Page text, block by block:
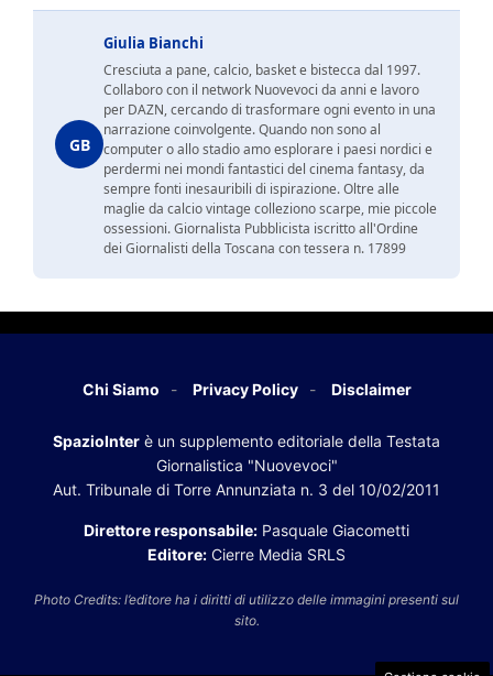
GB
Giulia Bianchi
Cresciuta a pane, calcio, basket e bistecca dal 1997.
Collaboro con il network Nuovevoci da anni e lavoro
per DAZN, cercando di trasformare ogni evento in una
narrazione coinvolgente. Quando non sono al
computer o allo stadio amo esplorare i paesi nordici e
perdermi nei mondi fantastici del cinema fantasy, da
sempre fonti inesauribili di ispirazione. Oltre alle
maglie da calcio vintage colleziono scarpe, mie piccole
ossessioni. Giornalista Pubblicista iscritto all'Ordine
dei Giornalisti della Toscana con tessera n. 17899
Chi Siamo Privacy Policy Disclaimer
SpazioInter è un supplemento editoriale della Testata
Giornalistica "Nuovevoci"
Aut. Tribunale di Torre Annunziata n. 3 del 10/02/2011
Direttore responsabile: Pasquale Giacometti
Editore: Cierre Media SRLS
Photo Credits: l’editore ha i diritti di utilizzo delle immagini presenti sul
sito.